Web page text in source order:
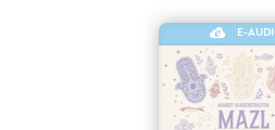
E-